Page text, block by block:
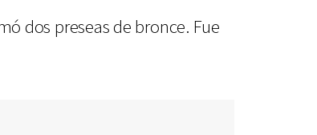
dos preseas de bronce. Fue